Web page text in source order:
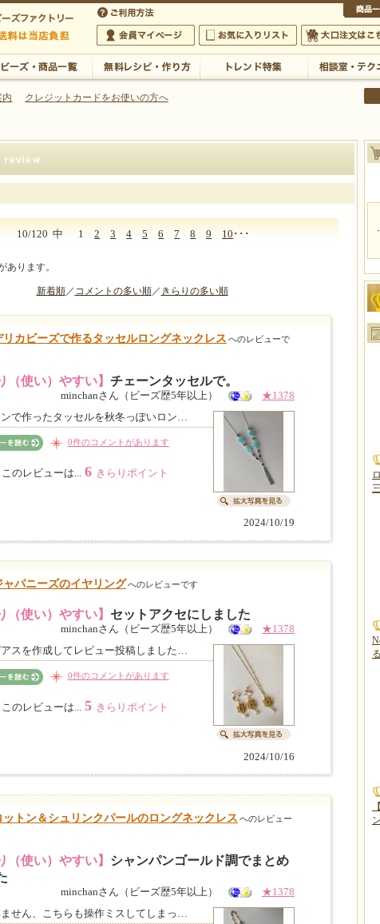
ーの専門店
ーズファクトリー 5,000円以上のご注文で送料は当店が負担いたします
のご注文で送料は当店が負担いたします
会員マイページ
お気に入りリスト 大口注文はこちら
内 クレジットカードをお使いの方へ
10/120 中 12 3 4 5 6 7 8 9 10 ･･･
あります。
新着順／ コメントの多い順／ きらりの多い順
リカビーズで作るタッセルロングネックレス へのレビューで
（使い）やすい】 チェーンタッセルで。
minchanさん（ビーズ歴5年以上）
★1378
で作ったタッセルを秋冬っぽいロン…
0件のコメントがあります
このレビューは... 6 きらりポイント
2024/10/19
ャパニーズのイヤリングへのレビューです
（使い）やすい】 セットアクセにしました
minchanさん（ビーズ歴5年以上）
★1378
アスを作成してレビュー投稿しました…
0件のコメントがあります
このレビューは... 5 きらりポイント
2024/10/16
ットン＆シュリンクパールのロングネックレス へのレビュー
（使い）やすい】 シャンパンゴールド調でまとめ
minchanさん（ビーズ歴5年以上）
★1378
ません、こちらも操作ミスしてしまっ…